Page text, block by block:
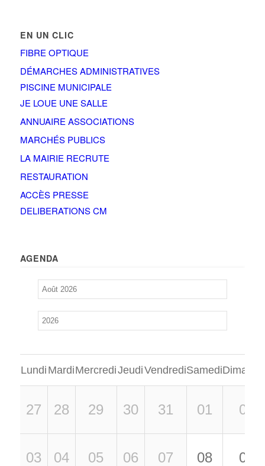
EN UN CLIC
FIBRE OPTIQUE
DÉMARCHES ADMINISTRATIVES
PISCINE MUNICIPALE
JE LOUE UNE SALLE
ANNUAIRE ASSOCIATIONS
MARCHÉS PUBLICS
LA MAIRIE RECRUTE
RESTAURATION
ACCÈS PRESSE
DELIBERATIONS CM
AGENDA
Lundi MardiMercrediJeudiVendrediSamedi
27 28 29 30 31 01 02
03 04 05 06 07 08 09